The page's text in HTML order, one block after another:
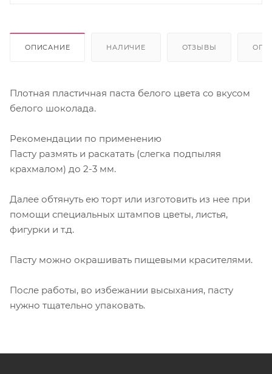
ОПИСАНИЕ НАЛИЧИЕ ОТЗЫВЫ
Плотная пластичная паста белого цвета со вкусом
белого шоколада.
Рекомендации по применению
Пасту размять и раскатать (слегка подпыляя
крахмалом) до 2-3 мм.
Далее обтянуть ею торт или изготовить из нее при
помощи специальных штампов цветы, листья,
фигурки и т.д.
Пасту можно окрашивать пищевыми красителями.
После работы, во избежании высыхания, пасту
нужно тщательно упаковать.